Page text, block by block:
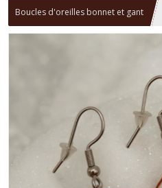
Boucles d'oreilles bonnet et gant